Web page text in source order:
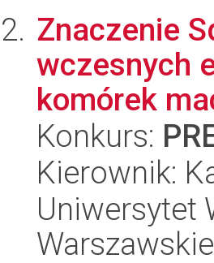
Znaczenie
wczesnych
komórek
Konkurs:
Kierownik:
Uniwersytet